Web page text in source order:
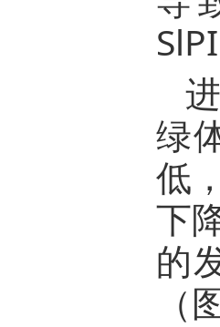
绿
低
下
的
（